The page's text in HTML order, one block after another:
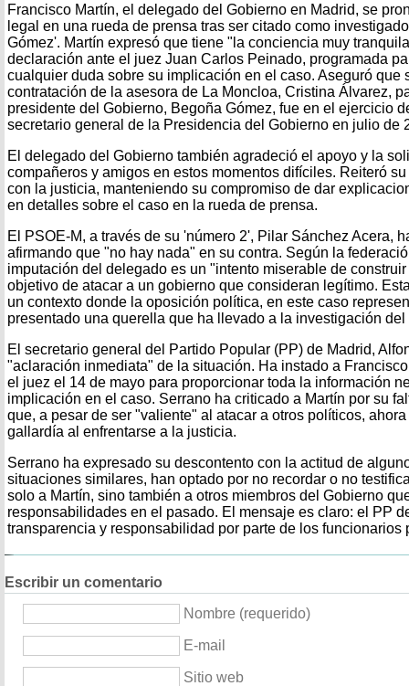
Francisco Martín, el delegado del Gobierno en Madrid, se
legal en una rueda de prensa tras ser citado como
Gómez'. Martín expresó que tiene "la conciencia muy
declaración ante el juez Juan Carlos Peinado, programada
cualquier duda sobre su implicación en el caso. Aseguró que
contratación de la asesora de La Moncloa, Cristina Álvarez,
presidente del Gobierno, Begoña Gómez, fue en el ejercicio
secretario general de la Presidencia del Gobierno en julio de
El delegado del Gobierno también agradeció el apoyo y la
compañeros y amigos en estos momentos difíciles. Reiteró
con la justicia, manteniendo su compromiso de dar
en detalles sobre el caso en la rueda de prensa.
El PSOE-M, a través de su 'número 2', Pilar Sánchez Acera,
afirmando que "no hay nada" en su contra. Según la
imputación del delegado es un "intento miserable de
objetivo de atacar a un gobierno que consideran legítimo.
un contexto donde la oposición política, en este caso
presentado una querella que ha llevado a la investigación
El secretario general del Partido Popular (PP) de Madrid,
"aclaración inmediata" de la situación. Ha instado a
el juez el 14 de mayo para proporcionar toda la información
implicación en el caso. Serrano ha criticado a Martín por su
que, a pesar de ser "valiente" al atacar a otros políticos,
gallardía al enfrentarse a la justicia.
Serrano ha expresado su descontento con la actitud de
situaciones similares, han optado por no recordar o no
solo a Martín, sino también a otros miembros del Gobierno
responsabilidades en el pasado. El mensaje es claro: el PP
transparencia y responsabilidad por parte de los funcionarios
Escribir un comentario
Nombre (requerido)
E-mail
Sitio web